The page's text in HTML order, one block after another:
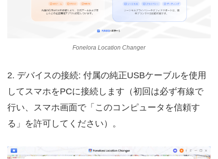
Fonelora Location Changer
2. デバイスの接続: 付属の純正USBケーブルを使用
してスマホをPCに接続します（初回は必ず有線で
行い、スマホ画面で「このコンピュータを信頼す
る」を許可してください）。